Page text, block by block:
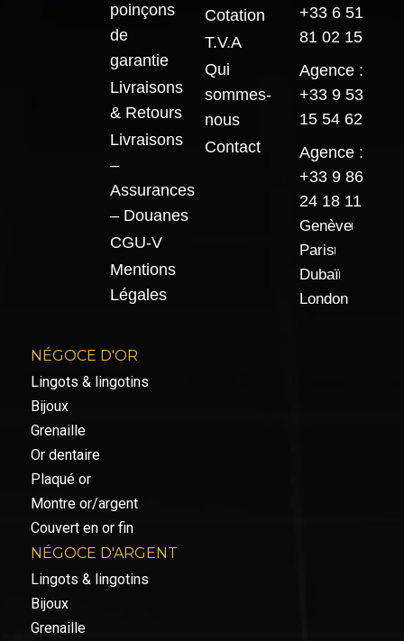
poinçons
de
garantie
Livraisons
& Retours
Livraisons
–
Assurances
– Douanes
CGU-V
Mentions
Légales
Cotation
T.V.A
Qui
sommes-
nous
Contact
+33 6 51
81 02 15
Agence :
+33 9 53
15 54 62
Agence :
+33 9 86
24 18 11
Genève
Paris
Dubaï
London
NÉGOCE D'OR
Lingots & lingotins
Bijoux
Grenaille
Or dentaire
Plaqué or
Montre or/argent
Couvert en or fin
NÉGOCE D'ARGENT
Lingots & lingotins
Bijoux
Grenaille